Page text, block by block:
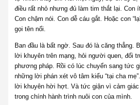
điều rất nhỏ nhưng đủ làm tim thắt lại. Con
Con chậm nói. Con dễ cáu gắt. Hoặc con
gọi tên nổi.
Ban đầu là bất ngờ. Sau đó là căng thẳng.
lời khuyên trên mạng, hỏi người quen, đổi
phương pháp. Rồi có lúc chuyển sang tức
những lời phán xét vô tâm kiểu “tại cha
lời khuyên hời hợt. Và tức giận vì cảm
trong chính hành trình nuôi con của mình.